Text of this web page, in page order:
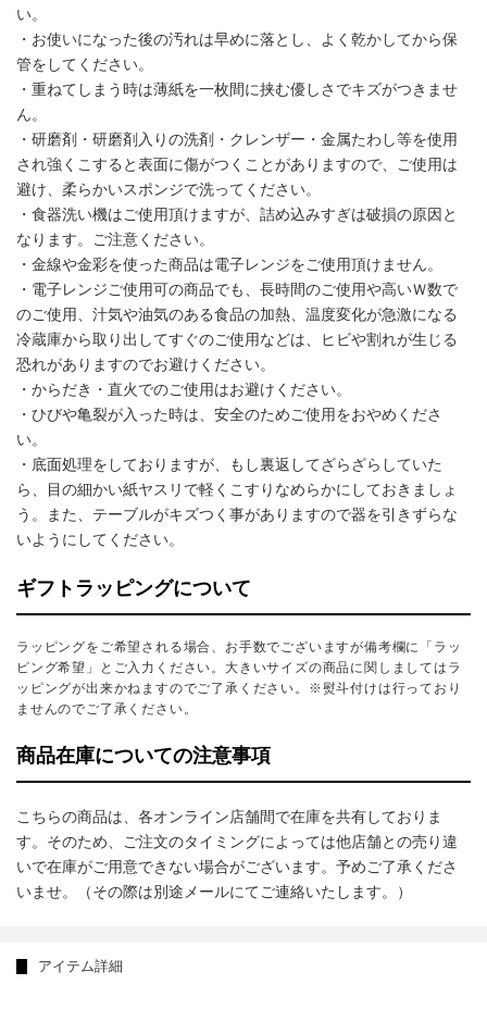
い。
・お使いになった後の汚れは早めに落とし、よく乾かしてから保
管をしてください。
・重ねてしまう時は薄紙を一枚間に挟む優しさでキズがつきませ
ん。
・研磨剤・研磨剤入りの洗剤・クレンザー・金属たわし等を使用
され強くこすると表面に傷がつくことがありますので、ご使用は
避け、柔らかいスポンジで洗ってください。
・食器洗い機はご使用頂けますが、詰め込みすぎは破損の原因と
なります。ご注意ください。
・金線や金彩を使った商品は電子レンジをご使用頂けません。
・電子レンジご使用可の商品でも、長時間のご使用や高いＷ数で
のご使用、汁気や油気のある食品の加熱、温度変化が急激になる
冷蔵庫から取り出してすぐのご使用などは、ヒビや割れが生じる
恐れがありますのでお避けください。
・からだき・直火でのご使用はお避けください。
・ひびや亀裂が入った時は、安全のためご使用をおやめくださ
い。
・底面処理をしておりますが、もし裏返してざらざらしていた
ら、目の細かい紙ヤスリで軽くこすりなめらかにしておきましょ
う。また、テーブルがキズつく事がありますので器を引きずらな
いようにしてください。
ギフトラッピングについて
ラッピングをご希望される場合、お手数でございますが備考欄に「ラッ
ピング希望」とご入力ください。大きいサイズの商品に関しましてはラ
ッピングが出来かねますのでご了承ください。※熨斗付けは行っており
ませんのでご了承ください。
商品在庫についての注意事項
こちらの商品は、各オンライン店舗間で在庫を共有しておりま
す。そのため、ご注文のタイミングによっては他店舗との売り違
いで在庫がご用意できない場合がございます。予めご了承くださ
いませ。（その際は別途メールにてご連絡いたします。）
アイテム詳細